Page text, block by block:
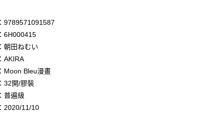
後付
付是「在收到商品之後才付款」的支付方式。 讓您購物簡單
不需註冊會員、不需綁卡、不需儲值。
只要手機號碼，簡訊認證，即可結帳。
確認商品／服務後，再付款。
式選擇「AFTEE先享後付」後，將跳轉至「AFTEE先享後
，進行簡訊認證並確認金額後，即可完成結帳。
款
，滿NT$500(含以上)免運費
田ねむい
Bleu漫畫
開/膠裝
遍級
2020/11/10